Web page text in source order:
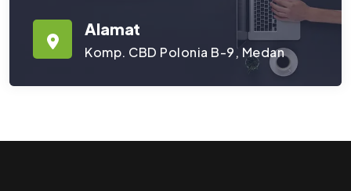
Alamat
Komp. CBD Polonia B-9, Medan